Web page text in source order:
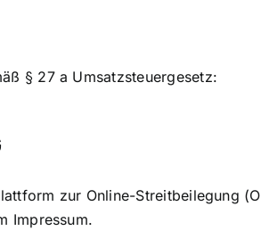
§ 27 a Umsatzsteuergesetz:
zur Online-Streitbeilegung
Impressum.